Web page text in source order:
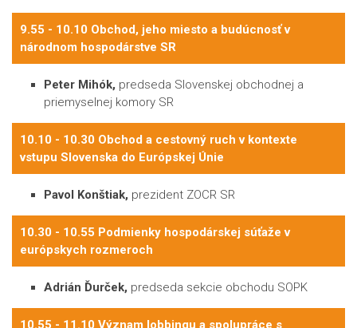
9.55 - 10.10 Obchod, jeho miesto a budúcnosť v
národnom hospodárstve SR
Peter Mihók, predseda Slovenskej obchodnej a
priemyselnej komory SR
10.10 - 10.30 Obchod a cestovný ruch v kontexte
vstupu Slovenska do Európskej Únie
Pavol Konštiak, prezident ZOCR SR
10.30 - 10.55 Podmienky hospodárskej súťaže v
európskych rozmeroch
Adrián Ďurček, predseda sekcie obchodu SOPK
10.55 - 11.10 Význam lobbingu a spolupráce s